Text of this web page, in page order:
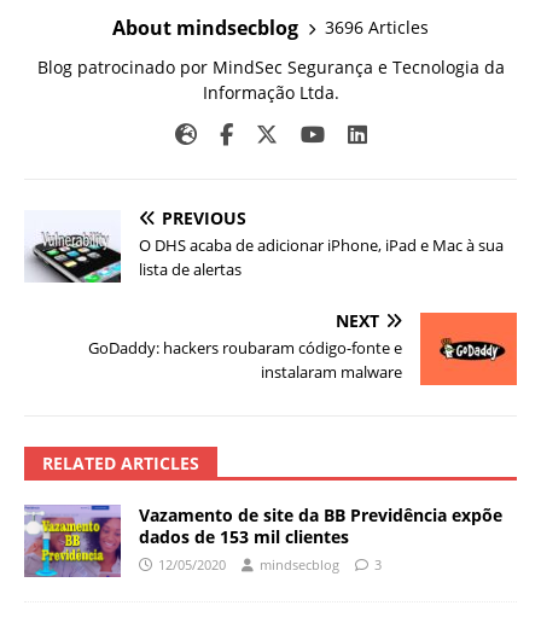
About mindsecblog
3696 Articles
Blog patrocinado por MindSec Segurança e Tecnologia da
Informação Ltda.
PREVIOUS
O DHS acaba de adicionar iPhone, iPad e Mac à sua
lista de alertas
NEXT
GoDaddy: hackers roubaram código-fonte e
instalaram malware
RELATED ARTICLES
Vazamento de site da BB Previdência expõe
dados de 153 mil clientes
12/05/2020 mindsecblog 3